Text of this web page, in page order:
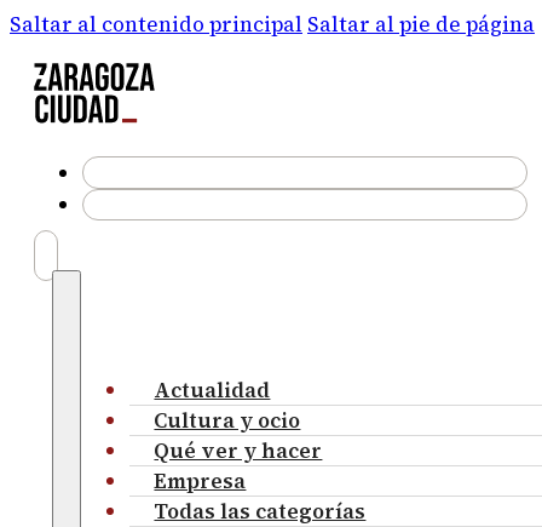
Saltar al contenido principal Saltar al pie de página
Actualidad
Cultura y ocio
Qué ver y hacer
Empresa
Todas las categorías